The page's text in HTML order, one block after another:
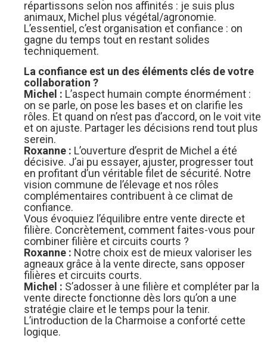
répartissons selon nos affinités : je suis plus
animaux, Michel plus végétal/agronomie.
L’essentiel, c’est organisation et confiance : on
gagne du temps tout en restant solides
techniquement.
La confiance est un des éléments clés de votre
collaboration ?
Michel : L’aspect humain compte énormément :
on se parle, on pose les bases et on clarifie les
rôles. Et quand on n’est pas d’accord, on le voit vite
et on ajuste. Partager les décisions rend tout plus
serein.
Roxanne : L’ouverture d’esprit de Michel a été
décisive. J’ai pu essayer, ajuster, progresser tout
en profitant d’un véritable filet de sécurité. Notre
vision commune de l’élevage et nos rôles
complémentaires contribuent à ce climat de
confiance.
Vous évoquiez l’équilibre entre vente directe et
filière. Concrètement, comment faites-vous pour
combiner filière et circuits courts ?
Roxanne : Notre choix est de mieux valoriser les
agneaux grâce à la vente directe, sans opposer
filières et circuits courts.
Michel : S’adosser à une filière et compléter par la
vente directe fonctionne dès lors qu’on a une
stratégie claire et le temps pour la tenir.
L’introduction de la Charmoise a conforté cette
logique.